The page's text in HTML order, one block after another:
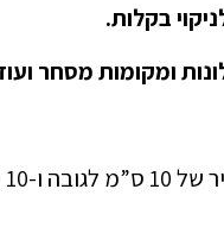
בקלות.
ומקומות מסחר